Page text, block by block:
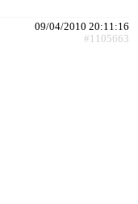
09/04/2010 20:11:16
#1105663